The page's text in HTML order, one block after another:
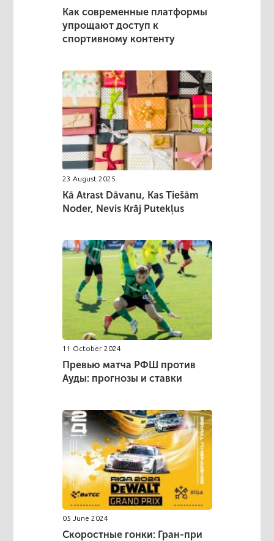
Как современные платформы
упрощают доступ к
спортивному контенту
23 August 2025
Kā Atrast Dāvanu, Kas Tiešām
Noder, Nevis Krāj Putekļus
11 October 2024
Превью матча РФШ против
Ауды: прогнозы и ставки
05 June 2024
Скоростные гонки: Гран-при